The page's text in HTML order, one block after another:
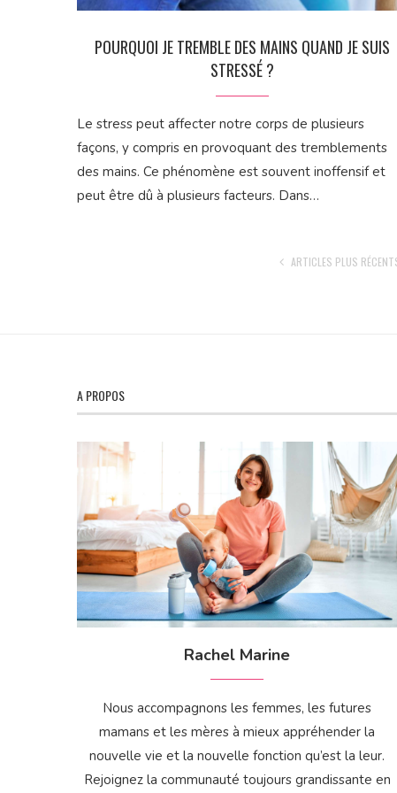
POURQUOI JE TREMBLE DES MAINS QUAND JE SUIS
STRESSÉ ?
Le stress peut affecter notre corps de plusieurs
façons, y compris en provoquant des tremblements
des mains. Ce phénomène est souvent inoffensif et
peut être dû à plusieurs facteurs. Dans…
ARTICLES PLUS
A PROPOS
Rachel Marine
Nous accompagnons les femmes, les futures
mamans et les mères à mieux appréhender la
nouvelle vie et la nouvelle fonction qu’est la leur.
Rejoignez la communauté toujours grandissante en